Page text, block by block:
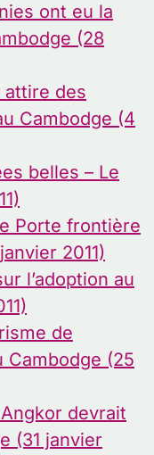
ont eu la
(28
attire des
Cambodge (4
belles – Le
Porte frontière
2011)
l’adoption au
de
Cambodge (25
devrait
(31 janvier